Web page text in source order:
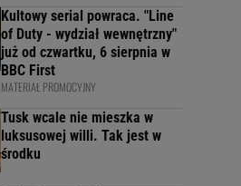
Kultowy serial powraca. "Line
of Duty - wydział wewnętrzny"
już od czwartku, 6 sierpnia w
BBC First
MATERIAŁ PROMOCYJNY
Tusk wcale nie mieszka w
luksusowej willi. Tak jest w
środku